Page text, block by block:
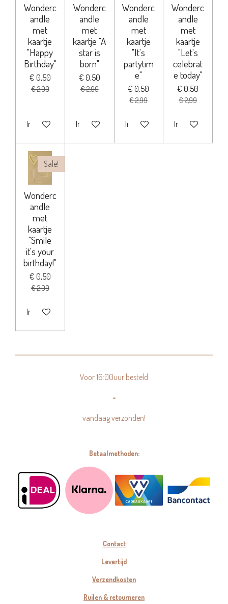
Wonderc
andle
met
kaartje
"Happy
Birthday"
€ 0,50
€ 2,99
In winkelwagen
Wonderc
andle
met
kaartje "A
star is
born"
€ 0,50
€ 2,99
In winkelwagen
Wonderc
andle
met
kaartje
"It's
partytim
e"
€ 0,50
€ 2,99
In winkelwagen
Wonderc
andle
met
kaartje
"Let's
celebrat
e today"
€ 0,50
€ 2,99
In winkelwagen
Sale!
Wonderc
andle
met
kaartje
"Smile
it's your
birthday!"
€ 0,50
€ 2,99
In winkelwagen
Voor 16:00uur besteld
=
vandaag verzonden!
Betaalmethoden:
Contact
Levertijd
Verzendkosten
Ruilen & retourneren